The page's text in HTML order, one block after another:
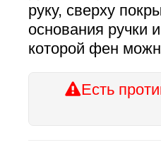
руку, сверху
основания ручки
которой фен
Есть